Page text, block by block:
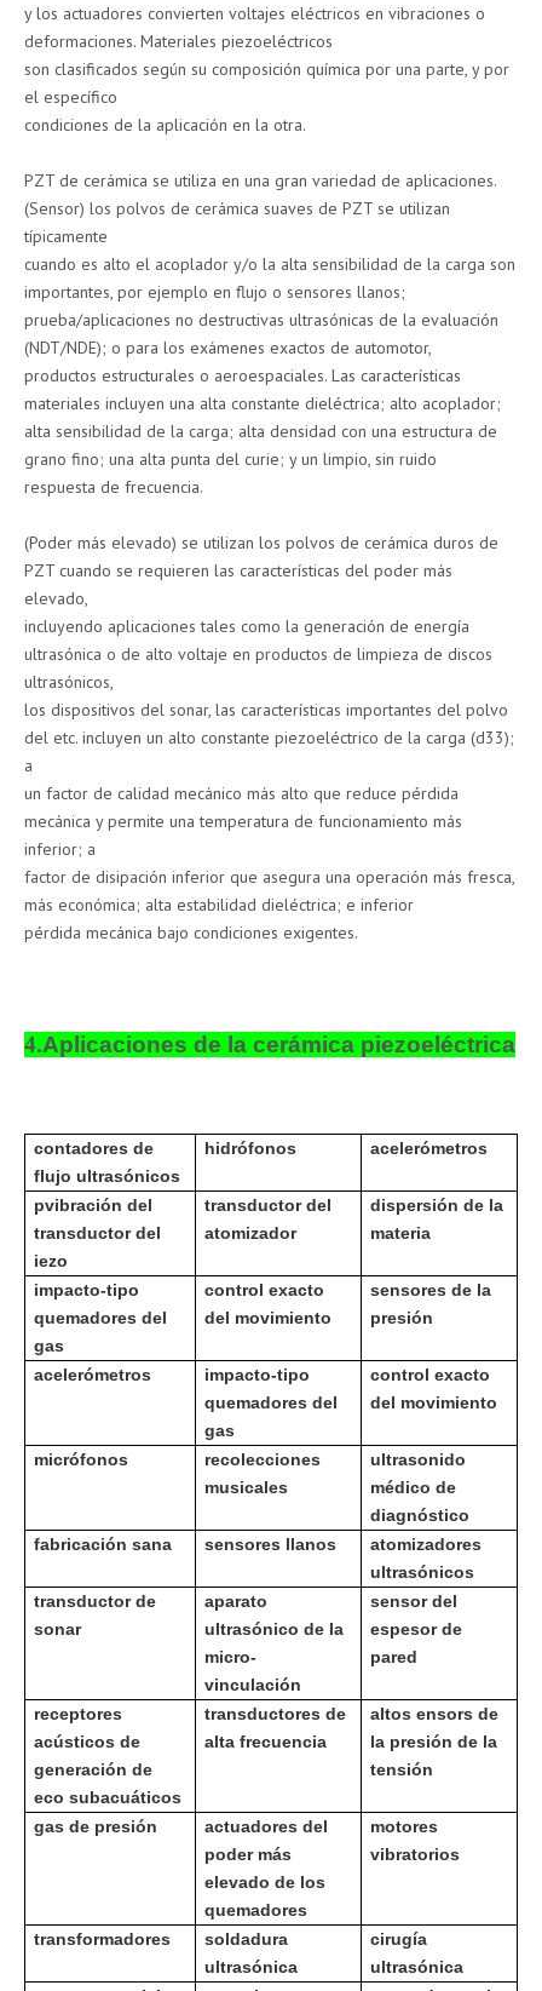
y los actuadores convierten voltajes eléctricos en vibraciones o
deformaciones. Materiales piezoeléctricos
son clasificados según su composición química por una parte, y por
el específico
condiciones de la aplicación en la otra.
PZT de cerámica se utiliza en una gran variedad de aplicaciones.
(Sensor) los polvos de cerámica suaves de PZT se utilizan
típicamente
cuando es alto el acoplador y/o la alta sensibilidad de la carga son
importantes, por ejemplo en flujo o sensores llanos;
prueba/aplicaciones no destructivas ultrasónicas de la evaluación
(NDT/NDE); o para los exámenes exactos de automotor,
productos estructurales o aeroespaciales. Las características
materiales incluyen una alta constante dieléctrica; alto acoplador;
alta sensibilidad de la carga; alta densidad con una estructura de
grano fino; una alta punta del curie; y un limpio, sin ruido
respuesta de frecuencia.
(Poder más elevado) se utilizan los polvos de cerámica duros de
PZT cuando se requieren las características del poder más
elevado,
incluyendo aplicaciones tales como la generación de energía
ultrasónica o de alto voltaje en productos de limpieza de discos
ultrasónicos,
los dispositivos del sonar, las características importantes del polvo
del etc. incluyen un alto constante piezoeléctrico de la carga (d33);
a
un factor de calidad mecánico más alto que reduce pérdida
mecánica y permite una temperatura de funcionamiento más
inferior; a
factor de disipación inferior que asegura una operación más fresca,
más económica; alta estabilidad dieléctrica; e inferior
pérdida mecánica bajo condiciones exigentes.
4.Aplicaciones de la cerámica piezoeléctrica
contadores de
flujo ultrasónicos
hidrófonos acelerómetros
pvibración del
transductor del
iezo
transductor del
atomizador
dispersión de la
materia
impacto-tipo
quemadores del
gas
control exacto
del movimiento
sensores de la
presión
acelerómetros
impacto-tipo
quemadores del
gas
control exacto
del movimiento
micrófonos
recolecciones
musicales
ultrasonido
médico de
diagnóstico
fabricación sana
sensores llanos
atomizadores
ultrasónicos
transductor de
sonar
aparato
ultrasónico de la
micro-
vinculación
sensor del
espesor de
pared
receptores
acústicos de
generación de
eco subacuáticos
transductores de
alta frecuencia
altos ensors de
la presión de la
tensión
gas de presión
actuadores del
poder más
elevado de los
quemadores
motores
vibratorios
transformadores
soldadura
ultrasónica
cirugía
ultrasónica